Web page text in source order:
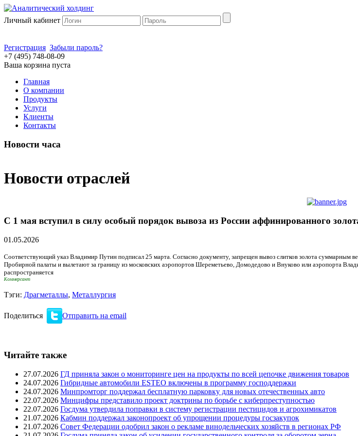
Личный кабинет
Регистрация Забыли пароль?
+7 (495) 748-08-09
Ваша корзина пуста
Главная
О компании
Продукты
Услуги
Клиенты
Контакты
Новости часа
Новости отраслей
С 1 мая вступил в силу особый порядок вывоза из России аффинированного
01.05.2026
Соответствующий указ Владимир Путин подписал 25 марта. Согласно документу, запрещен вывоз слитков золота суммарным
Пробирной палаты и вылетают за границу из московских аэропортов Шереметьево, Домодедово и Внуково или аэропорта
распространяется
Коммерсант
Тэги: Драгметаллы, Металлургия
Поделиться Отправить на email
Читайте также
27.07.2026 ГД приняла закон о мониторинге цен на продукты по всей цепочке движения товаров
24.07.2026 Гибридные автомобили ESTEO включены в программу господдержки
24.07.2026 Минпромторг поддержал бесплатную парковку для новых отечественных авто
22.07.2026 Минцифры представило проект доктрины по борьбе с киберпреступностью
22.07.2026 Госдума утвердила поправки в систему регистрации пестицидов и агрохимикатов
21.07.2026 Кабмин поддержал законопроект об упрощении процедуры госзакупок
21.07.2026 Совет Федерации одобрил закон о рекламе винодельческих хозяйств в регионах РФ